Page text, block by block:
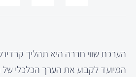
הערכת שווי חברה היא תהליך
המיועד לקבוע את הערך הכלכלי